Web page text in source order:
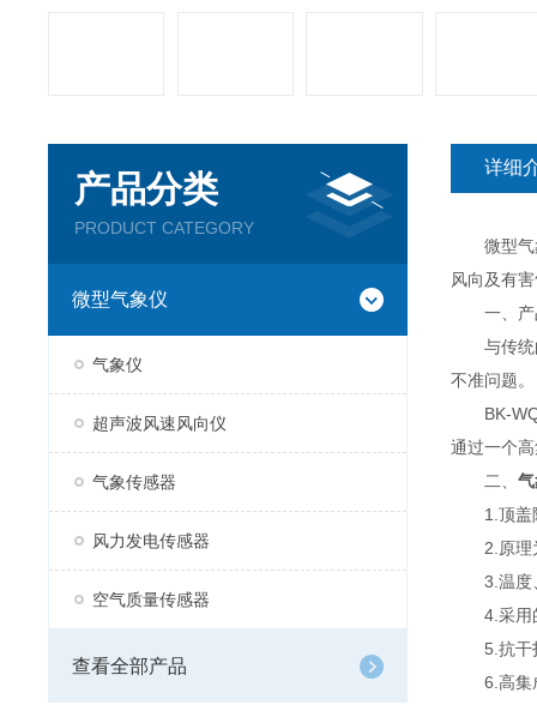
产品分类
PRODUCT CATEGORY
微型气象仪
气象仪
超声波风速风向仪
气象传感器
风力发电传感器
空气质量传感器
查看全部产品
详细
微型气象
风向及有
一、产
与传统的
不准问题。
BK-
通过一个
二、
1.顶盖隐
2.原理为
3.温度、
4.采用的
5.抗干扰
6.高集成